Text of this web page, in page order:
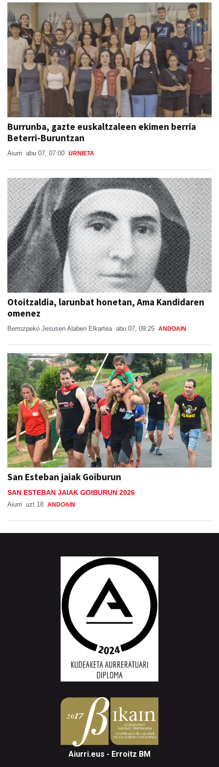
Burrunba, gazte euskaltzaleen ekimen berria
Beterri-Buruntzan
Aiurri abu 07, 07:00 URNIETA
Otoitzaldia, larunbat honetan, Ama Kandidaren
omenez
Berrozpeko Jesusen Alaben Elkartea abu 07, 09:25 ANDOAIN
San Esteban jaiak Goiburun
ANDOAIN
Aiurri.eus - Erroitz BM
Arantzibia plaza, 4-5 behea | ANDOAIN